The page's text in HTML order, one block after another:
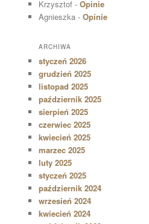
Krzysztof - Opinie
Agnieszka - Opinie
ARCHIWA
styczeń 2026
grudzień 2025
listopad 2025
październik 2025
sierpień 2025
czerwiec 2025
kwiecień 2025
marzec 2025
luty 2025
styczeń 2025
październik 2024
wrzesień 2024
kwiecień 2024